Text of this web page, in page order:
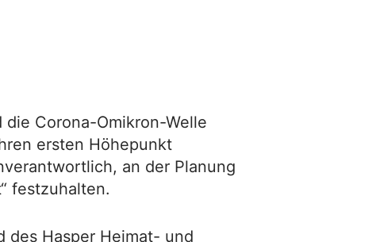
Corona-Omikron-Welle
ersten Höhepunkt
an der Planung
festzuhalten.
des Hasper Heimat- und